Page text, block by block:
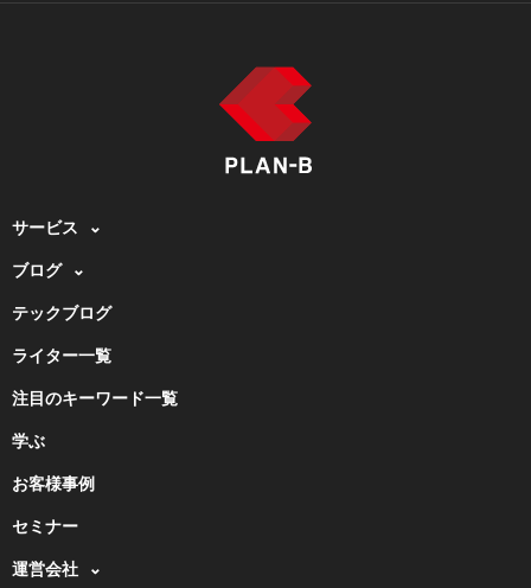
サービス
ブログ
テックブログ
ライター一覧
注目のキーワード一覧
学ぶ
お客様事例
セミナー
運営会社